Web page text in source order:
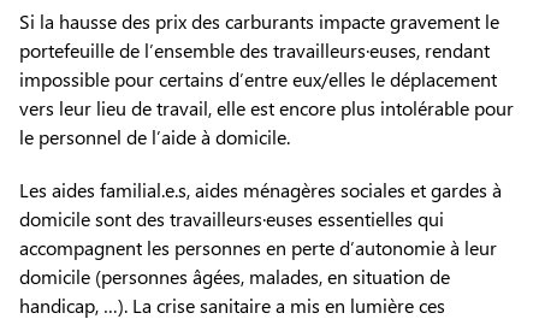
Si la hausse des prix des carburants impacte gravement le
portefeuille de l’ensemble des travailleurs·euses, rendant
impossible pour certains d’entre eux/elles le déplacement
vers leur lieu de travail, elle est encore plus intolérable pour
le personnel de l’aide à domicile.
Les aides familial.e.s, aides ménagères sociales et gardes à
domicile sont des travailleurs·euses essentielles qui
accompagnent les personnes en perte d’autonomie à leur
domicile (personnes âgées, malades, en situation de
handicap, …). La crise sanitaire a mis en lumière ces